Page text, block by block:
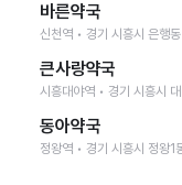
바른약국
신천역 • 경기 시흥시 은행동
큰사랑약국
시흥대야역 • 경기 시흥시
동아약국
정왕역 • 경기 시흥시 정왕1